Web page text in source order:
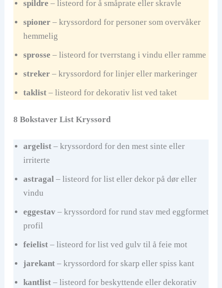
spildre – listeord for å småprate eller skravle
spioner– kryssordord for personer som overvåker
hemmelig
sprosse – listeord for tverrstang i vindu eller ramme
streker– kryssordord for linjer eller markeringer
taklist– listeord for dekorativ list ved taket
8 Bokstaver List Kryssord
argelist– kryssordord for den mest sinte eller
irriterte
astragal– listeord for list eller dekor på dør eller
vindu
eggestav– kryssordord for rund stav med eggformet
profil
feielist– listeord for list ved gulv til å feie mot
jarekant– kryssordord for skarp eller spiss kant
kantlist– listeord for beskyttende eller dekorativ